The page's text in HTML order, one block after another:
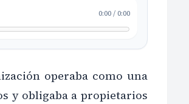
0:00/0:00
operaba como una
y obligaba a propietarios